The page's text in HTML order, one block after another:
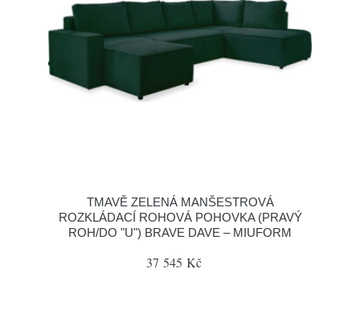
TMAVĚ ZELENÁ MANŠESTROVÁ
ROZKLÁDACÍ ROHOVÁ POHOVKA (PRAVÝ
ROH/DO "U") BRAVE DAVE – MIUFORM
37 545 Kč